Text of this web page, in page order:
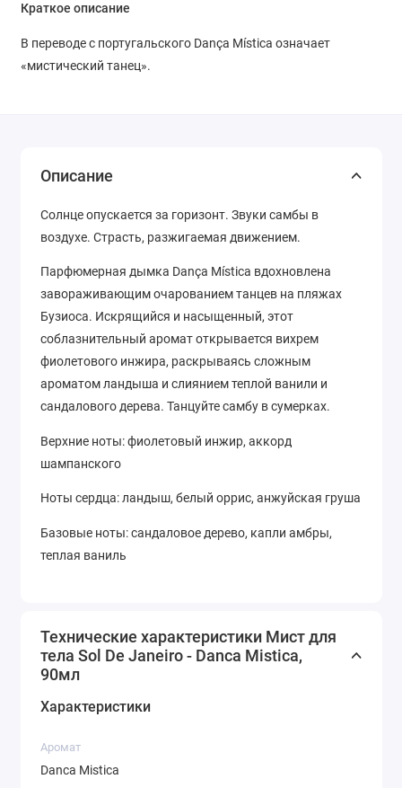
Краткое описание
В переводе с португальского Dança Mística означает
«мистический танец».
Описание
Солнце опускается за горизонт. Звуки самбы в
воздухе. Страсть, разжигаемая движением.
Парфюмерная дымка Dança Mística вдохновлена
завораживающим очарованием танцев на пляжах
Бузиоса. Искрящийся и насыщенный, этот
соблазнительный аромат открывается вихрем
фиолетового инжира, раскрываясь сложным
ароматом ландыша и слиянием теплой ванили и
сандалового дерева. Танцуйте самбу в сумерках.
Верхние ноты: фиолетовый инжир, аккорд
шампанского
Ноты сердца: ландыш, белый оррис, анжуйская груша
Базовые ноты: сандаловое дерево, капли амбры,
теплая ваниль
Технические характеристики Мист для
тела Sol De Janeiro - Danca Mistica,
90мл
Характеристики
Аромат
Danca Mistica